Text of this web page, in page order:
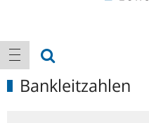
Hauptnavigation
Navigation anzeigen
Bankleitzahlen